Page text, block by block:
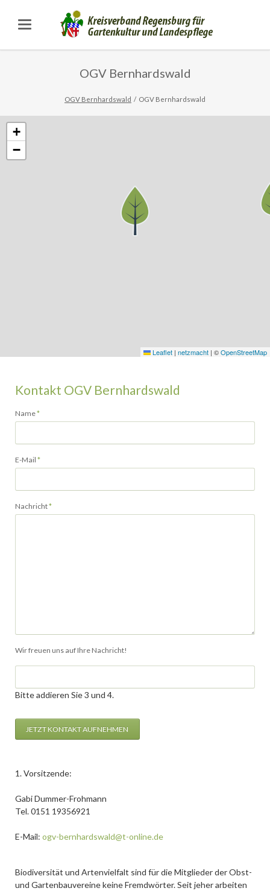
OGV Bernhardswald
OGV Bernhardswald OGV Bernhardswald
+
−
Leaflet | netzmacht | ©OpenStreetMap
Kontakt OGV Bernhardswald
Pflichtfeld
Name*
Pflichtfeld
E-Mail *
Pflichtfeld
Nachricht*
Wir freuen uns auf Ihre Nachricht!
Bitte addieren Sie 3 und 4.
JETZT KONTAKT AUFNEHMEN
1. Vorsitzende:
Gabi Dummer-Frohmann
Tel. 0151 19356921
E-Mail: ogv-bernhardswald@t-online.de
Biodiversität und Artenvielfalt sind für die Mitglieder der Obst-
und Gartenbauvereine keine Fremdwörter. Seit jeher arbeiten